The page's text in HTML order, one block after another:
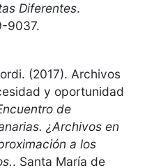
Diferentes.
9037.
(2017). Archivos
y oportunidad
de
¿Archivos en
a los
. Santa María de